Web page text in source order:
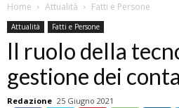
Home Attualità Fatti e Persone
Attualità Fatti e Persone
Il ruolo della
gestione dei
Redazione 25 Giugno 2021